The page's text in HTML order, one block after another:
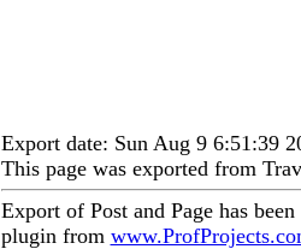
Export date: Sun Aug 9 6:51:39
This page was exported from
Export of Post and Page has
plugin from